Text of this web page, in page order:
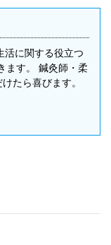
に関する役立つ
ます。 鍼灸師・柔
たら喜びます。